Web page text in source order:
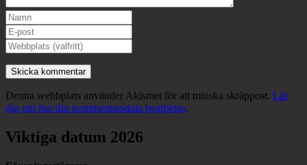
Denna webbplats använder Akismet för att minska skräppost. Lär
dig om hur din kommentarsdata bearbetas.
Viktiga datum 2026